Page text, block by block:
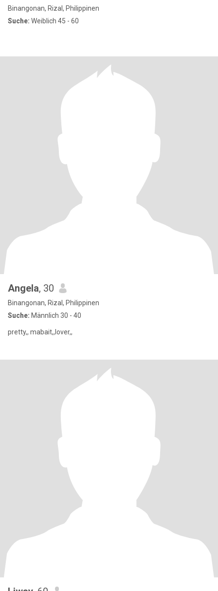
Binangonan, Rizal, Philippinen
Suche: Weiblich 45 - 60
Angela, 30
Binangonan, Rizal, Philippinen
Suche: Männlich 30 - 40
pretty,, mabait,,lover,,